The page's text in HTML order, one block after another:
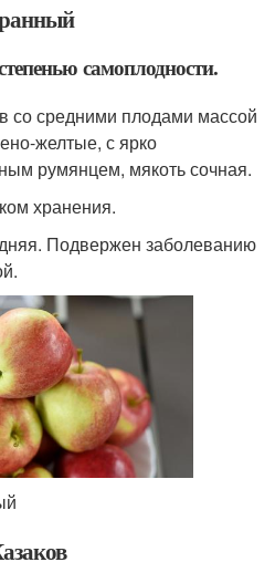
самоплодности.
со средними плодами массой
желтые, с ярко
румянцем, мякоть сочная.
хранения.
Подвержен заболеванию